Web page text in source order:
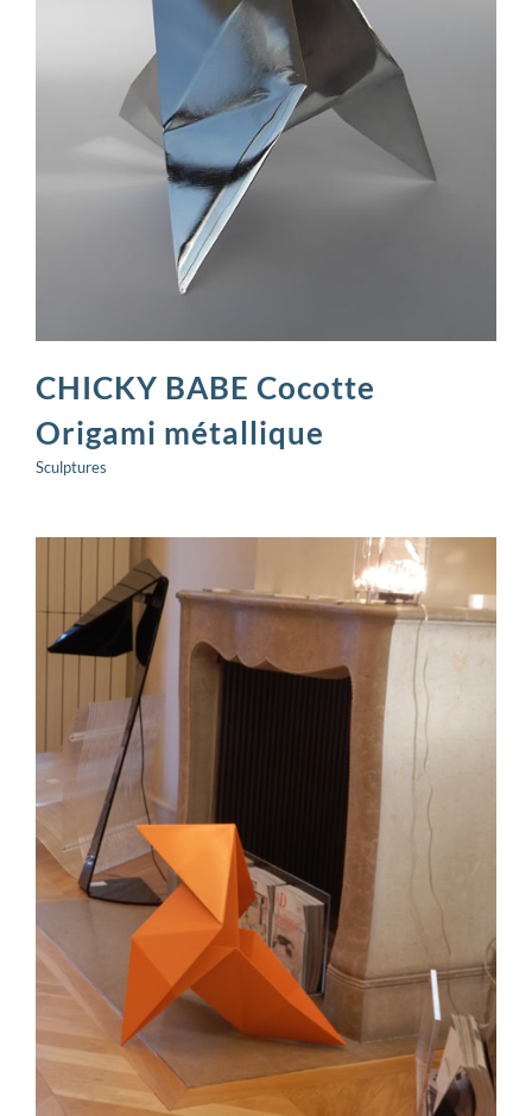
CHICKY BABE Cocotte
Origami métallique
Sculptures